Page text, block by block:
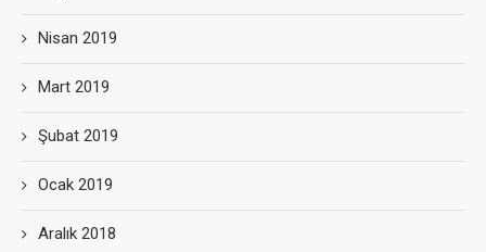
Nisan 2019
Mart 2019
Şubat 2019
Ocak 2019
Aralık 2018